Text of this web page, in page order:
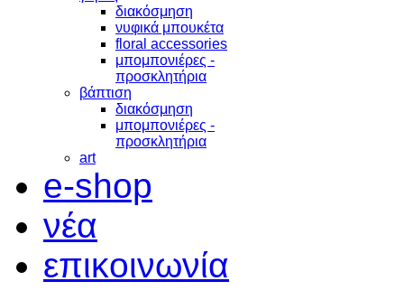
διακόσμηση
νυφικά μπουκέτα
floral accessories
μπομπονιέρες -
προσκλητήρια
βάπτιση
διακόσμηση
μπομπονιέρες -
προσκλητήρια
art
e-shop
νέα
επικοινωνία